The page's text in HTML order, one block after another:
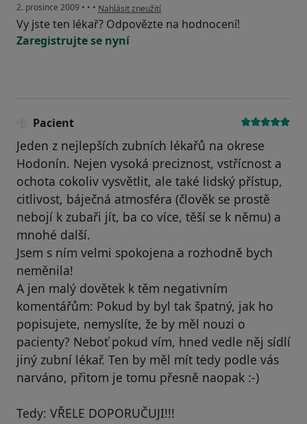
2. prosince 2009 • • • podle názoru uživatele Pacient
Nahlásit zneužití
Vy jste ten lékař? Odpovězte na hodnocení!
Zaregistrujte se nyní
Pacient
Jeden z nejlepších zubních lékařů na okrese
Hodonín. Nejen vysoká preciznost, vstřícnost a
ochota cokoliv vysvětlit, ale také lidský přístup,
citlivost, báječná atmosféra (člověk se prostě
nebojí k zubaři jít, ba co více, těší se k němu) a
mnohé další.
Jsem s ním velmi spokojena a rozhodně bych
neměnila!
A jen malý dovětek k těm negativním
komentářům: Pokud by byl tak špatný, jak ho
popisujete, nemyslíte, že by měl nouzi o
pacienty? Neboť pokud vím, hned vedle něj sídlí
jiný zubní lékař. Ten by měl mít tedy podle vás
narváno, přitom je tomu přesně naopak :-)
Tedy: VŘELE DOPORUČUJI!!!